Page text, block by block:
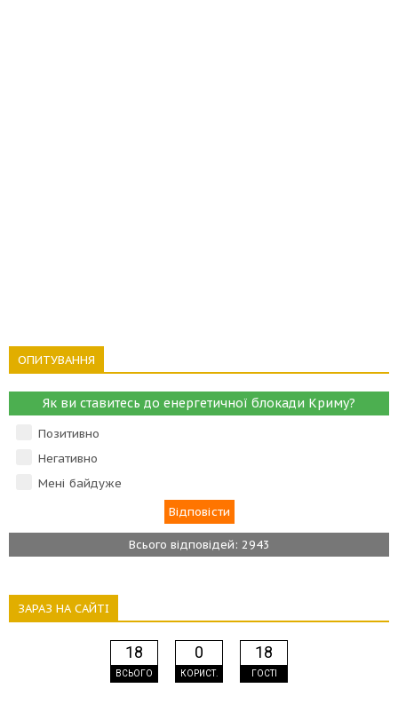
ОПИТУВАННЯ
Як ви ставитесь до енергетичної блокади Криму?
Позитивно
Негативно
Мені байдуже
Всього відповідей: 2943
ЗАРАЗ НА САЙТІ
18
ВСЬОГО
0
КОРИСТ.
18
ГОСТІ